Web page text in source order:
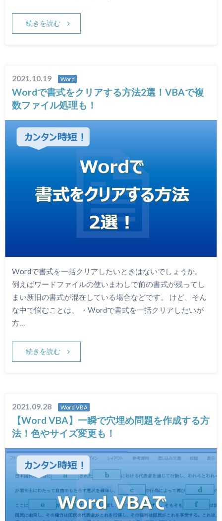
続きを読む
2021.10.19 Word
Wordで書式をクリアする方法2選！VBAで複
数ファイル処理も！
Wordで書式を一括クリアしたいときはないでしょうか。
例えばワードファイルの使いまわしで前の書式が残ってし
まい新旧の書式が混在している場合などです。 けど、そん
な中で悩むことは、 ・Wordで書式を一括クリアしたいが
方…
続きを読む
2021.09.28 Word VBA
【Word VBA】一瞬で穴埋め問題を作成する方
法！色やサイズ変更も！